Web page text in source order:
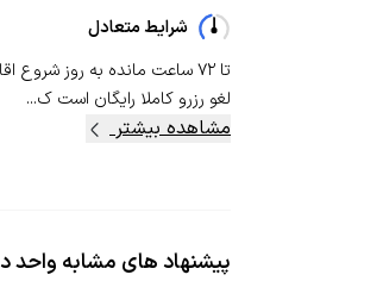
شرایط متعادل
تا ۷۲ ساعت مانده به روز شروع
لغو رزرو کاملا رایگان است ک...
مشاهده بیشتر
پیشنهاد های مشابه واحد